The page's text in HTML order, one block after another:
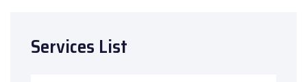
Services List